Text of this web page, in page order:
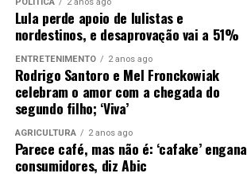
Lula perde apoio de lulistas e
nordestinos, e desaprovação vai a 51%
ENTRETENIMENTO 2 anos ago
Rodrigo Santoro e Mel Fronckowiak
celebram o amor com a chegada do
segundo filho; ‘Viva’
AGRICULTURA 2 anos ago
Parece café, mas não é: ‘cafake’ engana
consumidores, diz Abic